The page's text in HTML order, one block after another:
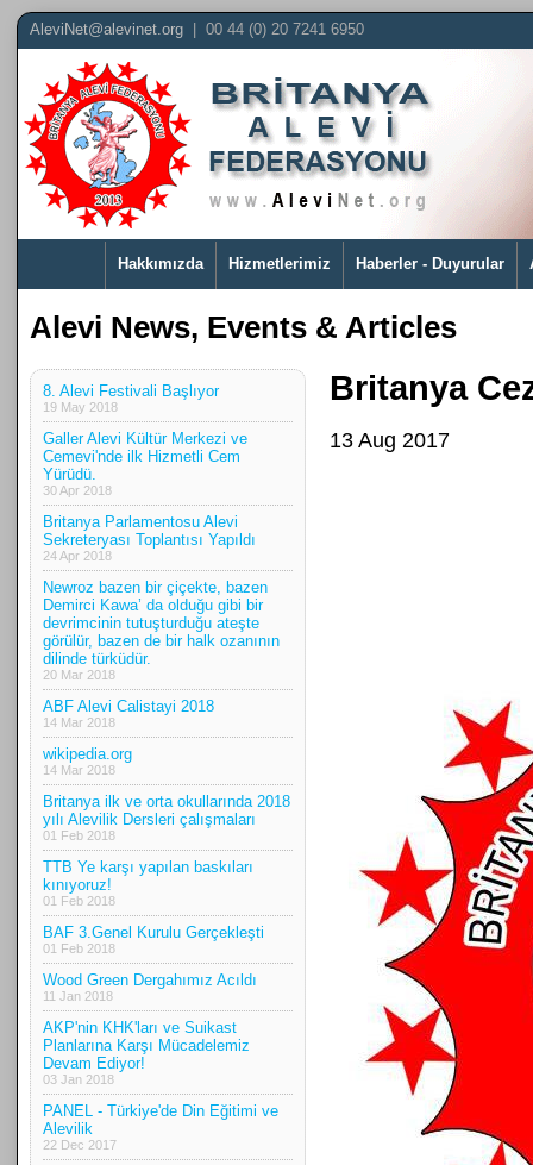
AleviNet@alevinet.org | 00 44 (0) 20 7241 6950
Hakkımızda Hizmetlerimiz Haberler - Duyurular
Alevi News, Events & Articles
8. Alevi Festivali Başlıyor
19 May 2018
Galler Alevi Kültür Merkezi ve
Cemevi'nde ilk Hizmetli Cem
Yürüdü.
30 Apr 2018
Britanya Parlamentosu Alevi
Sekreteryası Toplantısı Yapıldı
24 Apr 2018
Newroz bazen bir çiçekte, bazen
Demirci Kawa’ da olduğu gibi bir
devrimcinin tutuşturduğu ateşte
görülür, bazen de bir halk ozanının
dilinde türküdür.
20 Mar 2018
ABF Alevi Calistayi 2018
14 Mar 2018
wikipedia.org
14 Mar 2018
Britanya ilk ve orta okullarında 2018
yılı Alevilik Dersleri çalışmaları
01 Feb 2018
TTB Ye karşı yapılan baskıları
kınıyoruz!
01 Feb 2018
BAF 3.Genel Kurulu Gerçekleşti
01 Feb 2018
Wood Green Dergahımız Acıldı
11 Jan 2018
AKP'nin KHK'ları ve Suikast
Planlarına Karşı Mücadelemiz
Devam Ediyor!
03 Jan 2018
PANEL - Türkiye'de Din Eğitimi ve
Alevilik
22 Dec 2017
Britanya
13 Aug 2017